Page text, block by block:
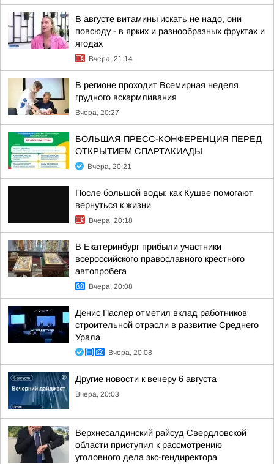
В августе витамины искать не надо, они
повсюду - в ярких и разнообразных фруктах и
ягодах
Вчера, 21:14
В регионе проходит Всемирная неделя
грудного вскармливания
Вчера, 20:27
БОЛЬШАЯ ПРЕСС-КОНФЕРЕНЦИЯ ПЕРЕД
ОТКРЫТИЕМ СПАРТАКИАДЫ
Вчера, 20:21
После большой воды: как Кушве помогают
вернуться к жизни
Вчера, 20:18
В Екатеринбург прибыли участники
всероссийского православного крестного
автопробега
Вчера, 20:08
Денис Паслер отметил вклад работников
строительной отрасли в развитие Среднего
Урала
Вчера, 20:08
Другие новости к вечеру 6 августа
Вчера, 20:03
Верхнесалдинский райсуд Свердловской
области приступил к рассмотрению
уголовного дела экс-гендиректора